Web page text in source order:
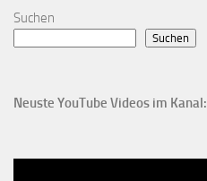
Suchen
Suchen
Neuste YouTube Videos im Kanal: